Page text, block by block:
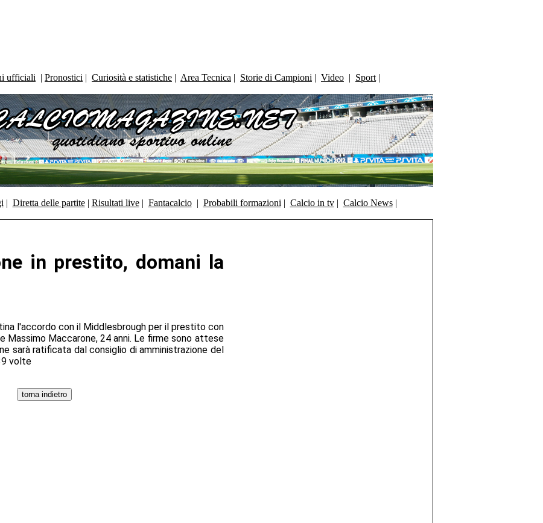
ufficiali | Pronostici | Curiosità e statistiche | Area Tecnica | Storie di Campioni | Video | Sport |
| Diretta delle partite| Risultati live| Fantacalcio| Probabili formazioni | Calcio in tv| Calcio News|
in prestito, domani la
l'accordo con il Middlesbrough per il prestito con
Maccarone, 24 anni. Le firme sono attese
sarà ratificata dal consiglio di amministrazione del
volte